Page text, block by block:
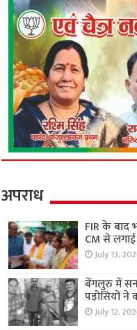
अपराध
FIR के बाद
CM से
July 13,
बेंगलुरु में
पड़ोसियों
July 12,